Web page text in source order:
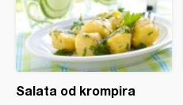
Salata od krompira